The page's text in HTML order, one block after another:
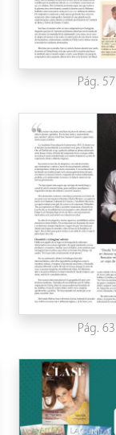
Pág. 57
Pág. 63